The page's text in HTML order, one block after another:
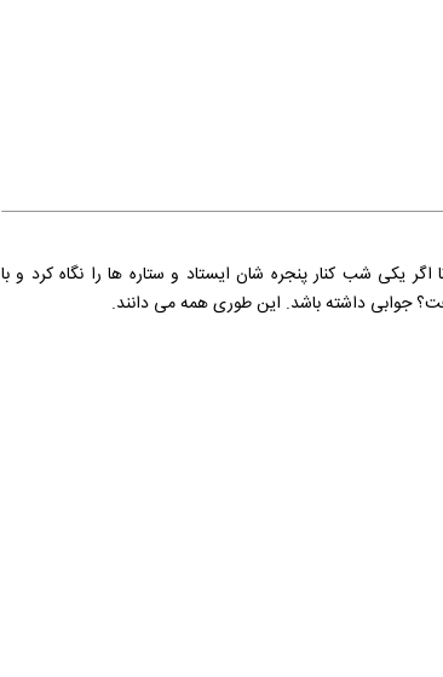
اگر یکی شب کنار پنجره شان ایستاد و ستاره ها را نگاه کرد و با
جوابی داشته باشد. این طوری همه می دانند.